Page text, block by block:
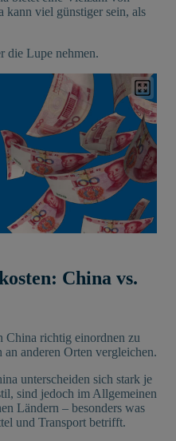
kann viel günstiger sein, als
die Lupe nehmen.
China vs.
China richtig einordnen zu
anderen Orten vergleichen.
unterscheiden sich stark je
sind jedoch im Allgemeinen
Ländern – besonders was
und Transport betrifft.